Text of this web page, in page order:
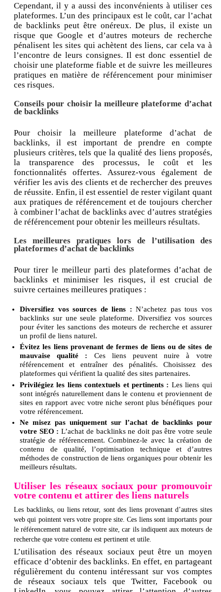
Cependant, il y a aussi des inconvénients à utiliser ces
plateformes. L’un des principaux est le coût, car l’achat
de backlinks peut être onéreux. De plus, il existe un
risque que Google et d’autres moteurs de recherche
pénalisent les sites qui achètent des liens, car cela va à
l’encontre de leurs consignes. Il est donc essentiel de
choisir une plateforme fiable et de suivre les meilleures
pratiques en matière de référencement pour minimiser
ces risques.
Conseils pour choisir la meilleure plateforme d’achat
de backlinks
Pour choisir la meilleure plateforme d’achat de
backlinks, il est important de prendre en compte
plusieurs critères, tels que la qualité des liens proposés,
la transparence des processus, le coût et les
fonctionnalités offertes. Assurez-vous également de
vérifier les avis des clients et de rechercher des preuves
de réussite. Enfin, il est essentiel de rester vigilant quant
aux pratiques de référencement et de toujours chercher
à combiner l’achat de backlinks avec d’autres stratégies
de référencement pour obtenir les meilleurs résultats.
Les meilleures pratiques lors de l’utilisation des
plateformes d’achat de backlinks
Pour tirer le meilleur parti des plateformes d’achat de
backlinks et minimiser les risques, il est crucial de
suivre certaines meilleures pratiques :
Diversifiez vos sources de liens : N’achetez pas tous vos
backlinks sur une seule plateforme. Diversifiez vos sources
pour éviter les sanctions des moteurs de recherche et assurer
un profil de liens naturel.
Évitez les liens provenant de fermes de liens ou de sites de
mauvaise qualité : Ces liens peuvent nuire à votre
référencement et entraîner des pénalités. Choisissez des
plateformes qui vérifient la qualité des sites partenaires.
Privilégiez les liens contextuels et pertinents : Les liens qui
sont intégrés naturellement dans le contenu et proviennent de
sites en rapport avec votre niche seront plus bénéfiques pour
votre référencement.
Ne misez pas uniquement sur l’achat de backlinks pour
votre SEO : L’achat de backlinks ne doit pas être votre seule
stratégie de référencement. Combinez-le avec la création de
contenu de qualité, l’optimisation technique et d’autres
méthodes de construction de liens organiques pour obtenir les
meilleurs résultats.
Utiliser les réseaux sociaux pour promouvoir
votre contenu et attirer des liens naturels
Les backlinks, ou liens retour, sont des liens provenant d’autres sites
web qui pointent vers votre propre site. Ces liens sont importants pour
le référencement naturel de votre site, car ils indiquent aux moteurs de
recherche que votre contenu est pertinent et utile.
L’utilisation des réseaux sociaux peut être un moyen
efficace d’obtenir des backlinks. En effet, en partageant
régulièrement du contenu intéressant sur vos comptes
de réseaux sociaux tels que Twitter, Facebook ou